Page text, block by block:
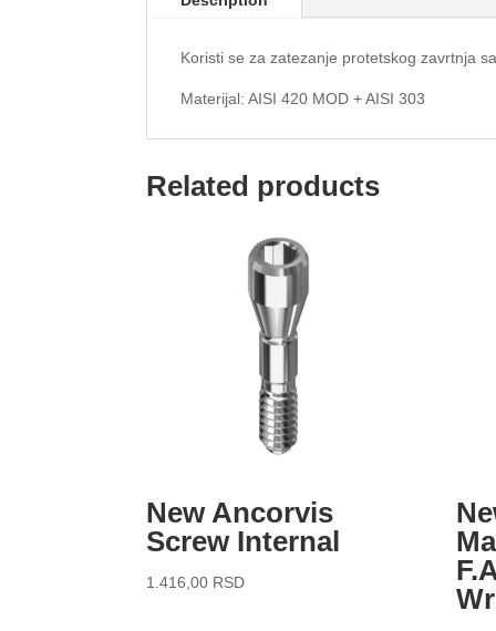
Koristi se za zatezanje protetskog zavrtnja
Materijal: AISI 420 MOD + AISI 303
Related products
New Ancorvis
Screw Internal
1.416,00 RSD